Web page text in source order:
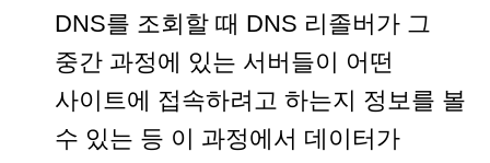
DNS를 조회할 때 DNS 리졸버가 그
중간 과정에 있는 서버들이 어떤
사이트에 접속하려고 하는지 정보를 볼
수 있는 등 이 과정에서 데이터가